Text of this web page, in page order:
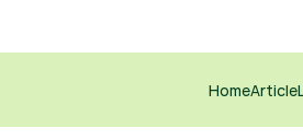
HomeArticle